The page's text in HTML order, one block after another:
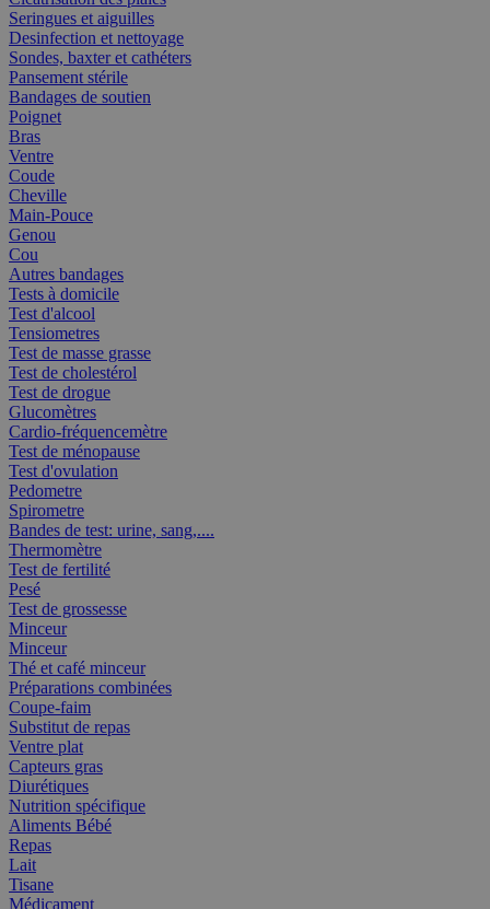
Seringues et aiguilles
Desinfection et nettoyage
Sondes, baxter et cathéters
Pansement stérile
Bandages de soutien
Poignet
Bras
Ventre
Coude
Cheville
Main-Pouce
Genou
Cou
Autres bandages
Tests à domicile
Test d'alcool
Tensiometres
Test de masse grasse
Test de cholestérol
Test de drogue
Glucomètres
Cardio-fréquencemètre
Test de ménopause
Test d'ovulation
Pedometre
Spirometre
Bandes de test: urine, sang,....
Thermomètre
Test de fertilité
Pesé
Test de grossesse
Minceur
Minceur
Thé et café minceur
Préparations combinées
Coupe-faim
Substitut de repas
Ventre plat
Capteurs gras
Diurétiques
Nutrition spécifique
Aliments Bébé
Repas
Lait
Tisane
Médicament